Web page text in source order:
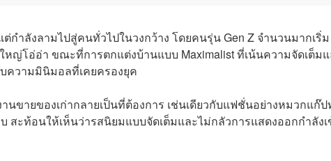
ำลังลามไปสู่คนทั่วไปในวงกว้าง โดยคนรุ่น Gen Z จำนวนมากเริ่ม
ญ่โอ่อ่า ขณะที่การตกแต่งบ้านแบบ Maximalist ที่เน้นความจัดเต็มแ
ความมินิมอลที่เคยครองยุค
ขายของเก่ากลายเป็นที่ต้องการ เช่นเดียวกับแฟชั่นอย่างหมวกแก๊ป
สะท้อนให้เห็นว่ารสนิยมแบบจัดเต็มและไม่กลัวการแสดงออกกำลังเ